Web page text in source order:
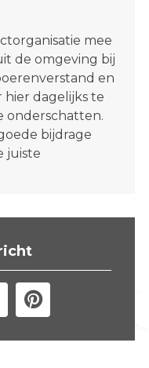
mee
de omgeving bij
en
hier dagelijks te
onderschatten.
bijdrage
juiste